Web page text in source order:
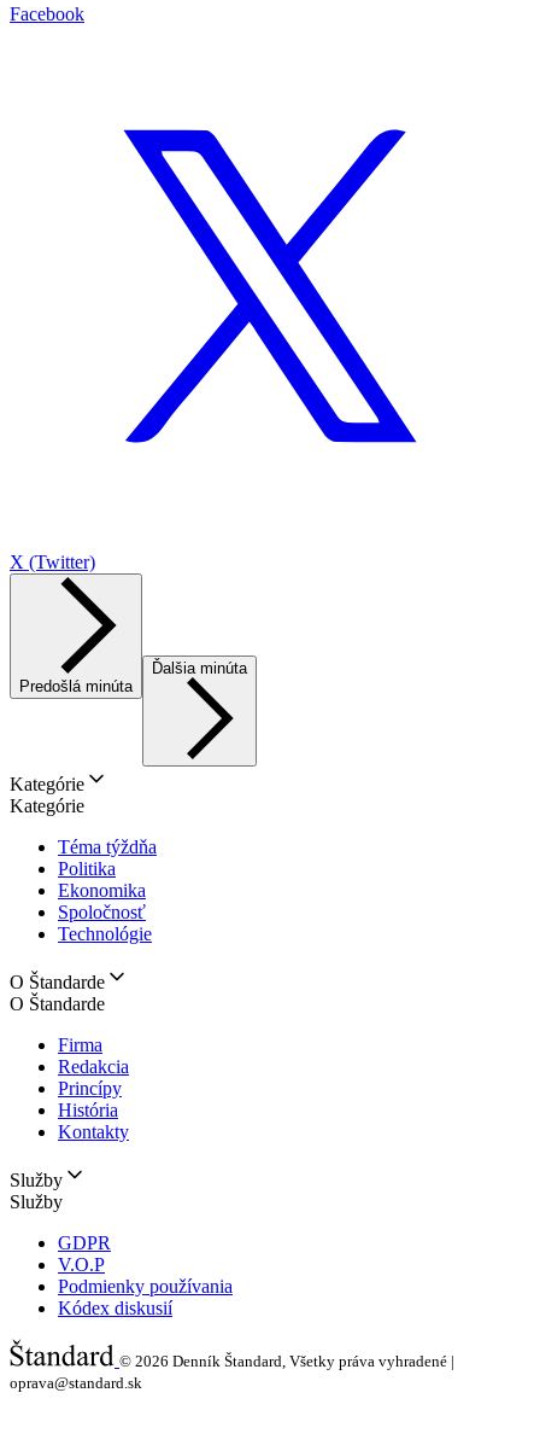
Facebook
X (Twitter)
Predošlá minúta
Ďalšia minúta
Kategórie
Kategórie
Téma týždňa
Politika
Ekonomika
Spoločnosť
Technológie
O Štandarde
O Štandarde
Firma
Redakcia
Princípy
História
Kontakty
Služby
Služby
GDPR
V.O.P
Podmienky používania
Kódex diskusií
© 2026 Denník Štandard, Všetky práva vyhradené |
oprava@standard.sk